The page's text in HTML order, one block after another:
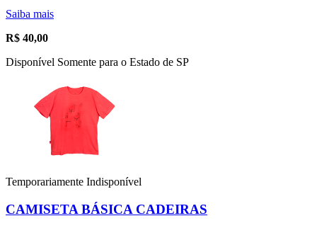
Saiba mais
R$ 40,00
Disponível Somente para o Estado de SP
Temporariamente Indisponível
CAMISETA BÁSICA CADEIRAS